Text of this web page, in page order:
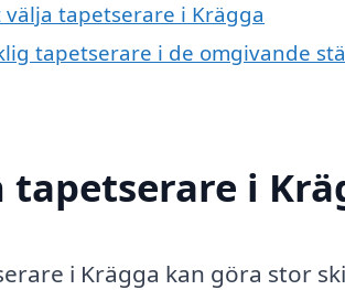
tapetserare i Krägga
tapetserare i de omgivande
tapetserare i
i Krägga kan göra stor